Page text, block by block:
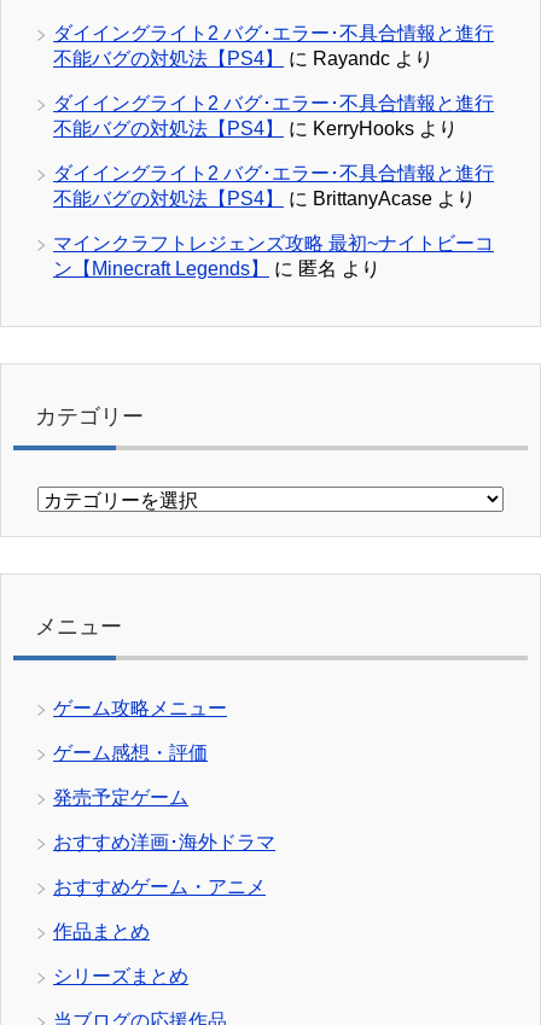
ダイイングライト2 バグ･エラー･不具合情報と進行
不能バグの対処法【PS4】
に Rayandc より
ダイイングライト2 バグ･エラー･不具合情報と進行
不能バグの対処法【PS4】
に KerryHooks より
ダイイングライト2 バグ･エラー･不具合情報と進行
不能バグの対処法【PS4】
に BrittanyAcase より
マインクラフトレジェンズ攻略 最初~ナイトビーコ
ン【Minecraft Legends】
に 匿名 より
カテゴリー
カ
リ
メニュー
ゲーム攻略メニュー
ゲーム感想・評価
発売予定ゲーム
おすすめ洋画･海外ドラマ
おすすめゲーム・アニメ
作品まとめ
シリーズまとめ
当ブログの応援作品